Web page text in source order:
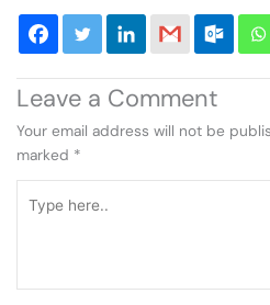
Leave a Comment
Your email address will not be
marked *
here..